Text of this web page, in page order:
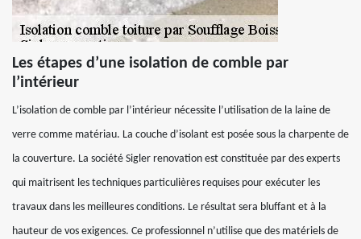
Les étapes d’une isolation de comble par
l’intérieur
L’isolation de comble par l’intérieur nécessite l’utilisation de la laine de
verre comme matériau. La couche d’isolant est posée sous la charpente de
la couverture. La société Sigler renovation est constituée par des experts
qui maitrisent les techniques particulières requises pour exécuter les
travaux dans les meilleures conditions. Le résultat sera bluffant et à la
hauteur de vos exigences. Ce professionnel n’utilise que des matériels de